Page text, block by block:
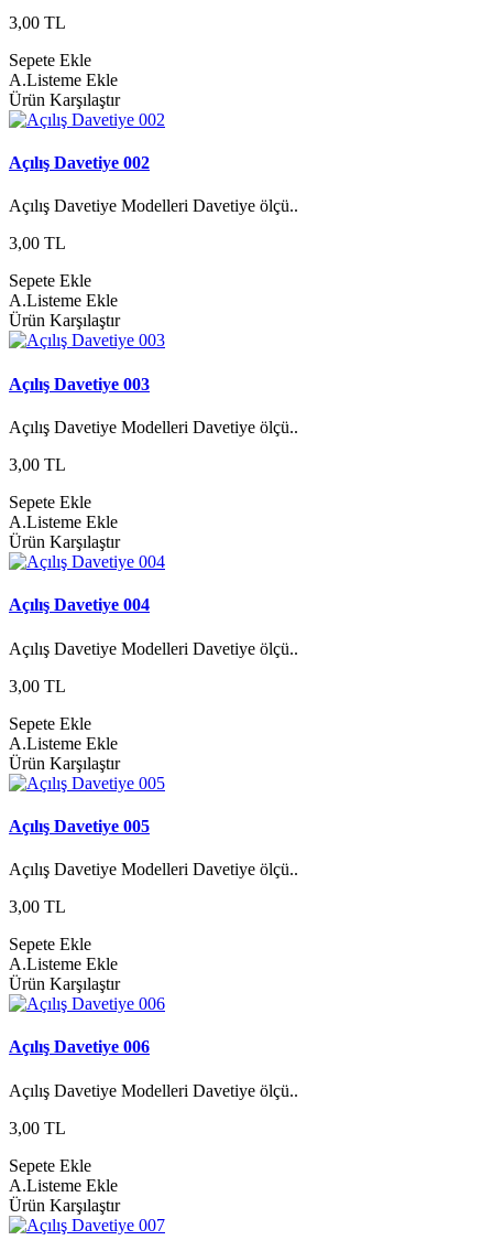
3,00 TL
Sepete Ekle
A.Listeme Ekle
Ürün Karşılaştır
Açılış Davetiye 002
Açılış Davetiye Modelleri Davetiye ölçü..
3,00 TL
Sepete Ekle
A.Listeme Ekle
Ürün Karşılaştır
Açılış Davetiye 003
Açılış Davetiye Modelleri Davetiye ölçü..
3,00 TL
Sepete Ekle
A.Listeme Ekle
Ürün Karşılaştır
Açılış Davetiye 004
Açılış Davetiye Modelleri Davetiye ölçü..
3,00 TL
Sepete Ekle
A.Listeme Ekle
Ürün Karşılaştır
Açılış Davetiye 005
Açılış Davetiye Modelleri Davetiye ölçü..
3,00 TL
Sepete Ekle
A.Listeme Ekle
Ürün Karşılaştır
Açılış Davetiye 006
Açılış Davetiye Modelleri Davetiye ölçü..
3,00 TL
Sepete Ekle
A.Listeme Ekle
Ürün Karşılaştır